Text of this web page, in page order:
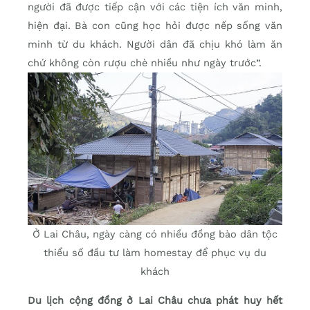
người đã được tiếp cận với các tiện ích văn minh,
hiện đại. Bà con cũng học hỏi được nếp sống văn
minh từ du khách. Người dân đã chịu khó làm ăn
chứ không còn rượu chè nhiều như ngày trước”.
Ở Lai Châu, ngày càng có nhiều đồng bào dân tộc
thiểu số đầu tư làm homestay để phục vụ du
khách
Du lịch cộng đồng ở Lai Châu chưa phát huy hết